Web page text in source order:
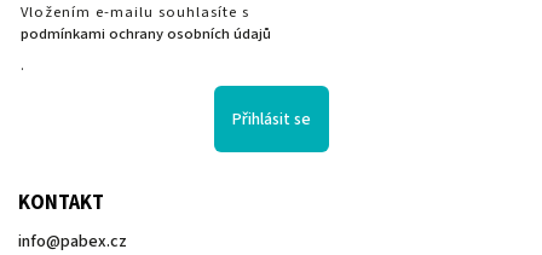
Vložením e-mailu souhlasíte s
podmínkami ochrany osobních údajů
.
Přihlásit se
KONTAKT
info@pabex.cz